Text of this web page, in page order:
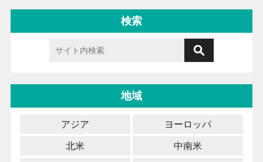
検索
地域
アジア ヨーロッパ
北米 中南米